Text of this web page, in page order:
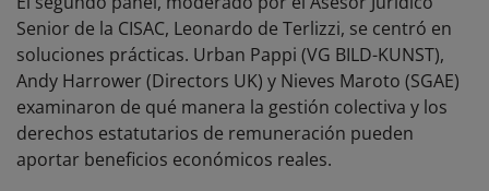
Senior de la CISAC, Leonardo de Terlizzi, se centró en
soluciones prácticas. Urban Pappi (VG BILD-KUNST),
Andy Harrower (Directors UK) y Nieves Maroto (SGAE)
examinaron de qué manera la gestión colectiva y los
derechos estatutarios de remuneración pueden
aportar beneficios económicos reales.